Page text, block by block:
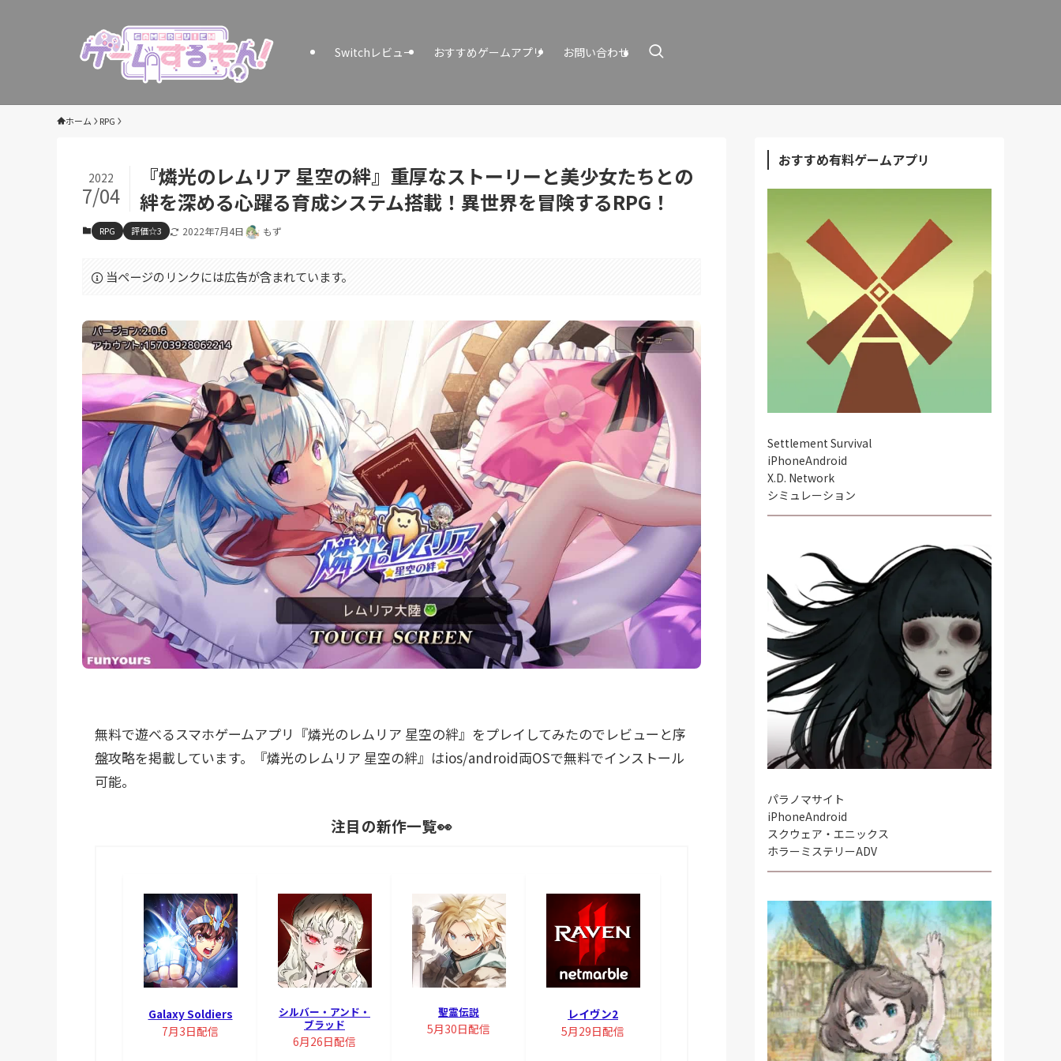
Switchレビュー おすすめゲームアプリ お問い合わせ
ホーム RPG
『燐光のレムリア 星空の絆』重厚なストーリーと美少女たちとの
絆を深める心躍る育成システム搭載！異世界を冒険するRPG！
2022
7/04
RPG 評価☆3 2022年7月4日 もず
当ページのリンクには広告が含まれています。
無料で遊べるスマホゲームアプリ『燐光のレムリア 星空の絆』をプレイしてみたのでレビューと序
盤攻略を掲載しています。『燐光のレムリア 星空の絆』はios/android両OSで無料でインストール
可能。
注目の新作一覧👀
Galaxy Soldiers
7月3日配信
シルバー・アンド・
ブラッド
6月26日配信
聖霊伝説
5月30日配信
レイヴン2
5月29日配信
おすすめ有料ゲームアプリ
Settlement Survival
iPhoneAndroid
X.D. Network
シミュレーション
パラノマサイト
iPhoneAndroid
スクウェア・エニックス
ホラーミステリーADV